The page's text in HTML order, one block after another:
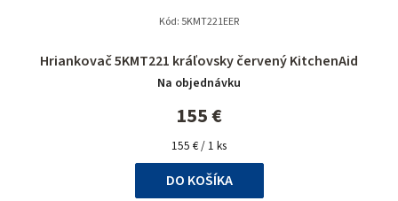
Hriankovač 5KMT221 kráľovsky červený KitchenAid
Na objednávku
155 €
Jednotková
cena:
155 € / 1 ks
DO KOŠÍKA
Kód: 5KMT221EER